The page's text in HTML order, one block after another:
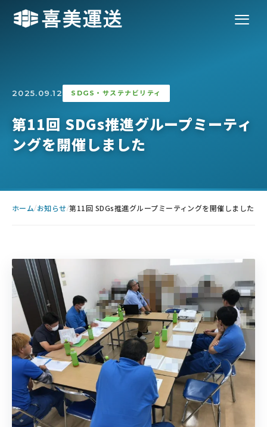
2025.09.12 SDGS・サステナビリティ
第11回 SDGs推進グループミーティ
ングを開催しました
ホーム お知らせ 第11回 SDGs推進グループミーティングを開催しました